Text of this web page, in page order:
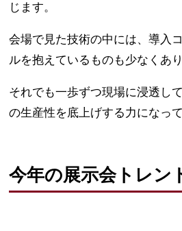
じます。
会場で見た技術の中には、導入
ルを抱えているものも少なくあり
それでも一歩ずつ現場に浸透し
の生産性を底上げする力になっ
今年の展示会トレン